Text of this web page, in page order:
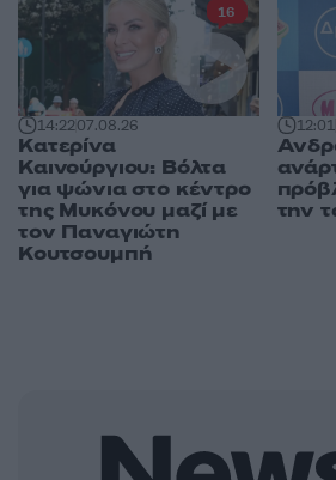
14:2207.08.26
Κατερίνα
Καινούργιου: Βόλτα
για ψώνια στο κέντρο
της Μυκόνου μαζί με
τον Παναγιώτη
Κουτσουμπή
16
12:01
την